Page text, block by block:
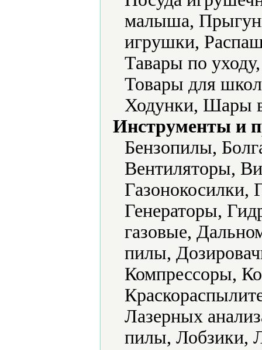
малыша,
игрушки,
Тавары по
Товары для
Ходунки, Шары
Инструменты и
Бензопилы,
Вентиляторы,
Газонокосилки,
Генераторы,
газовые,
пилы,
Компрессоры,
Лазерных
пилы, Лобзики,